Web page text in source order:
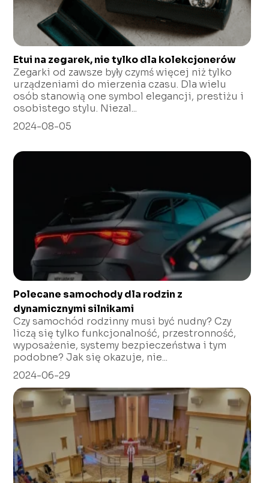
Etui na zegarek, nie tylko dla kolekcjonerów
Zegarki od zawsze były czymś więcej niż tylko
urządzeniami do mierzenia czasu. Dla wielu
osób stanowią one symbol elegancji, prestiżu i
osobistego stylu. Niezal...
2024-08-05
Polecane samochody dla rodzin z
dynamicznymi silnikami
Czy samochód rodzinny musi być nudny? Czy
liczą się tylko funkcjonalność, przestronność,
wyposażenie, systemy bezpieczeństwa i tym
podobne? Jak się okazuje, nie...
2024-06-29